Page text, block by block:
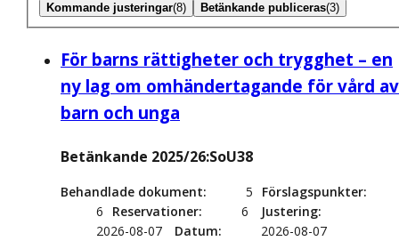
Kommande justeringar(8) Betänkande publiceras(3)
För barns rättigheter och trygghet – en
ny lag om omhändertagande för vård av
barn och unga
Betänkande 2025/26:SoU38
Behandlade dokument 5
Förslagspunkter
6
Reservationer 6
Justering
2026-08-07
Datum
2026-08-07